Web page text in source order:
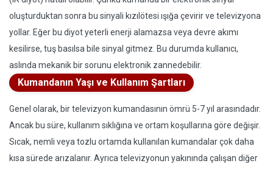
oluşturduktan sonra bu sinyali kızılötesi ışığa çevirir ve televizyona
yollar. Eğer bu diyot yeterli enerji alamazsa veya devre akımı
kesilirse, tuş basılsa bile sinyal gitmez. Bu durumda kullanıcı,
aslında mekanik bir sorunu elektronik zannedebilir.
Kumandanın Yaşı ve Kullanım Şartları
Genel olarak, bir televizyon kumandasının ömrü 5-7 yıl arasındadır.
Ancak bu süre, kullanım sıklığına ve ortam koşullarına göre değişir.
Sıcak, nemli veya tozlu ortamda kullanılan kumandalar çok daha
kısa sürede arızalanır. Ayrıca televizyonun yakınında çalışan diğer